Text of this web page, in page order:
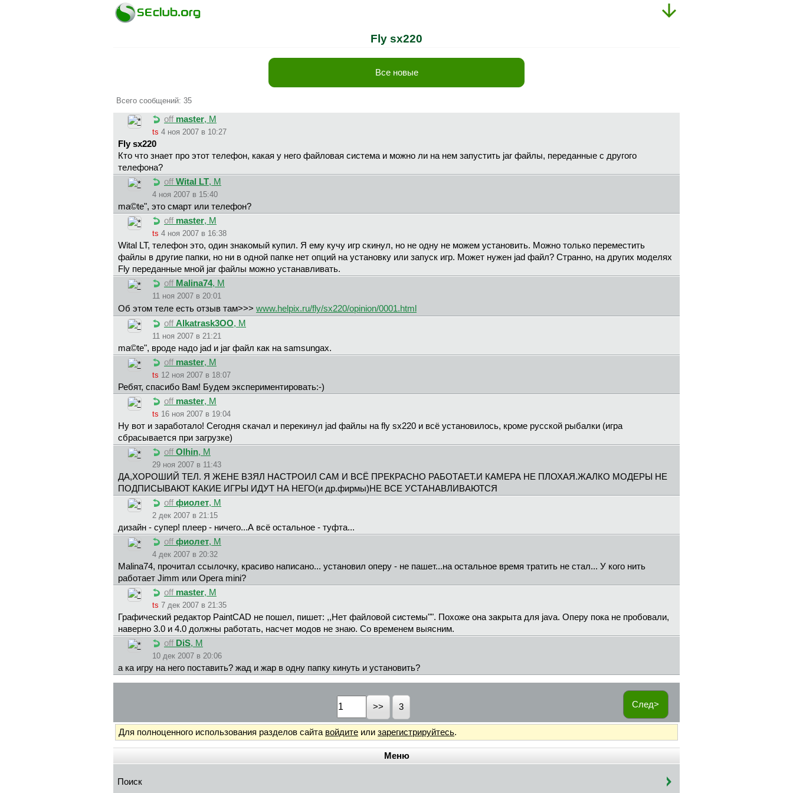
Fly sx220
Все новые
Всего сообщений: 35
off master, М
ts 4 ноя 2007 в 10:27
Fly sx220
Кто что знает про этот телефон, какая у него файловая система и можно ли на нем запустить jar файлы, переданные с другого
телефона?
off Wital LT, М
4 ноя 2007 в 15:40
ma©te", это смарт или телефон?
off master, М
ts 4 ноя 2007 в 16:38
Wital LT, телефон это, один знакомый купил. Я ему кучу игр скинул, но не одну не можем установить. Можно только переместить
файлы в другие папки, но ни в одной папке нет опций на установку или запуск игр. Может нужен jad файл? Странно, на других моделях
Fly переданные мной jar файлы можно устанавливать.
off Malina74, М
11 ноя 2007 в 20:01
Об этом теле есть отзыв там>>> www.helpix.ru/fly/sx220/opinion/0001.html
off Alkatrask3OO, М
11 ноя 2007 в 21:21
ma©te", вроде надо jad и jar файл как на samsungах.
off master, М
ts 12 ноя 2007 в 18:07
Ребят, спасибо Вам! Будем экспериментировать:-)
off master, М
ts 16 ноя 2007 в 19:04
Ну вот и заработало! Сегодня скачал и перекинул jad файлы на fly sx220 и всё установилось, кроме русской рыбалки (игра
сбрасывается при загрузке)
off Olhin, М
29 ноя 2007 в 11:43
ДА,ХОРОШИЙ ТЕЛ. Я ЖЕНЕ ВЗЯЛ НАСТРОИЛ САМ И ВСЁ ПРЕКРАСНО РАБОТАЕТ.И КАМЕРА НЕ ПЛОХАЯ.ЖАЛКО МОДЕРЫ НЕ
ПОДПИСЫВАЮТ КАКИЕ ИГРЫ ИДУТ НА НЕГО(и др.фирмы)НЕ ВСЕ УСТАНАВЛИВАЮТСЯ
off фиолет, М
2 дек 2007 в 21:15
дизайн - супер! плеер - ничего...А всё остальное - туфта...
off фиолет, М
4 дек 2007 в 20:32
Malina74, прочитал ссылочку, красиво написано... установил оперу - не пашет...на остальное время тратить не стал... У кого нить
работает Jimm или Opera mini?
off master, М
ts 7 дек 2007 в 21:35
Графический редактор PaintCAD не пошел, пишет: ,,Нет файловой системы"". Похоже она закрыта для java. Оперу пока не пробовали,
наверно 3.0 и 4.0 должны работать, насчет модов не знаю. Со временем выясним.
off DiS, М
10 дек 2007 в 20:06
а ка игру на него поставить? жад и жар в одну папку кинуть и установить?
След>
3
Для полноценного использования разделов сайта войдите или зарегистрируйтесь.
Меню
Поиск